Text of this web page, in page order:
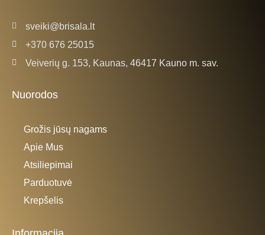
sveiki@brisala.lt
+370 676 25015
Veiverių g. 153, Kaunas, 46417 Kauno m. sav.
Nuorodos
Grožis jūsų nagams
Apie Mus
Atsiliepimai
Parduotuvė
Krepšelis